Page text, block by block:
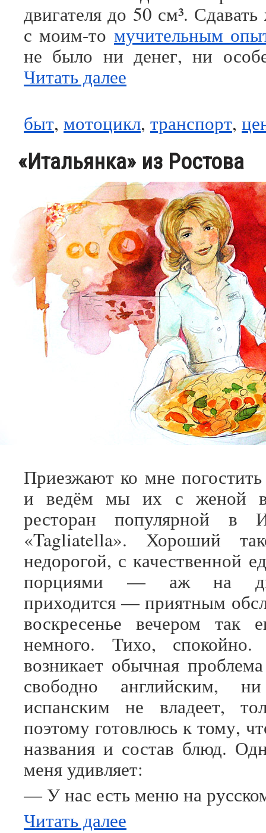
двигателя до 50 см³.
с моим-то мучительным
не было ни денег, ни
Читать далее
быт, мотоцикл, транспорт,
«Итальянка» из Ростова
Приезжают ко мне
и ведём мы их с женой в
ресторан популярной в
«Tagliatella». Хороший
недорогой, с качественной
порциями — аж на
приходится — приятным
воскресенье вечером так
немного. Тихо,
возникает обычная
свободно английским,
испанским не владеет,
поэтому готовлюсь к тому,
названия и состав блюд.
меня удивляет:
— У нас есть меню на
Читать далее